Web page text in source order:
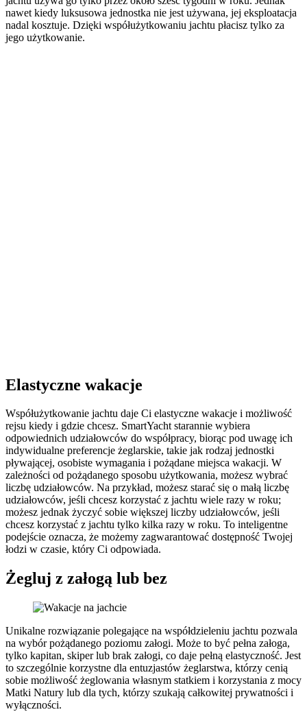
nawet kiedy luksusowa jednostka nie jest używana, jej eksploatacja
nadal kosztuje. Dzięki współużytkowaniu jachtu płacisz tylko za
jego użytkowanie.
Elastyczne wakacje
Współużytkowanie jachtu daje Ci elastyczne wakacje i możliwość
rejsu kiedy i gdzie chcesz. SmartYacht starannie wybiera
odpowiednich udziałowców do współpracy, biorąc pod uwagę ich
indywidualne preferencje żeglarskie, takie jak rodzaj jednostki
pływającej, osobiste wymagania i pożądane miejsca wakacji. W
zależności od pożądanego sposobu użytkowania, możesz wybrać
liczbę udziałowców. Na przykład, możesz starać się o małą liczbę
udziałowców, jeśli chcesz korzystać z jachtu wiele razy w roku;
możesz jednak życzyć sobie większej liczby udziałowców, jeśli
chcesz korzystać z jachtu tylko kilka razy w roku. To inteligentne
podejście oznacza, że możemy zagwarantować dostępność Twojej
łodzi w czasie, który Ci odpowiada.
Żegluj z załogą lub bez
Unikalne rozwiązanie polegające na współdzieleniu jachtu pozwala
na wybór pożądanego poziomu załogi. Może to być pełna załoga,
tylko kapitan, skiper lub brak załogi, co daje pełną elastyczność. Jest
to szczególnie korzystne dla entuzjastów żeglarstwa, którzy cenią
sobie możliwość żeglowania własnym statkiem i korzystania z mocy
Matki Natury lub dla tych, którzy szukają całkowitej prywatności i
wyłączności.